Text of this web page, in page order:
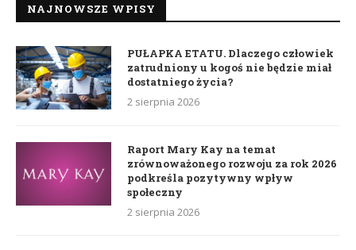
NAJNOWSZE WPISY
PUŁAPKA ETATU. Dlaczego człowiek
zatrudniony u kogoś nie będzie miał
dostatniego życia?
2 sierpnia 2026
Raport Mary Kay na temat
zrównoważonego rozwoju za rok 2026
podkreśla pozytywny wpływ
społeczny
2 sierpnia 2026